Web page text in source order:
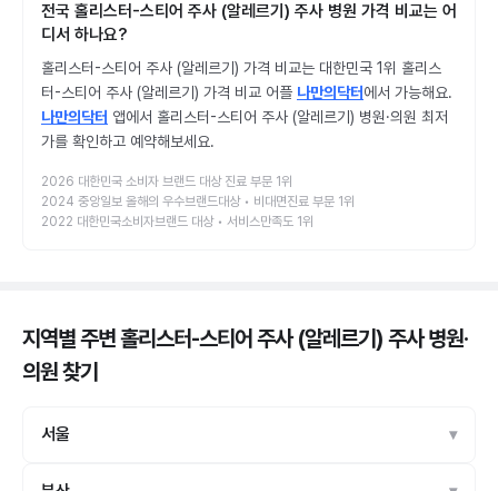
전국 홀리스터-스티어 주사 (알레르기) 주사 병원 가격 비교는 어
디서 하나요?
홀리스터-스티어 주사 (알레르기) 가격 비교는 대한민국 1위 홀리스
터-스티어 주사 (알레르기) 가격 비교 어플 나만의닥터에서 가능해요.
나만의닥터 앱에서 홀리스터-스티어 주사 (알레르기) 병원·의원 최저
가를 확인하고 예약해보세요.
2026 대한민국 소비자 브랜드 대상 진료 부문 1위
2024 중앙일보 올해의 우수브랜드대상 • 비대면진료 부문 1위
2022 대한민국소비자브랜드 대상 • 서비스만족도 1위
지역별 주변 홀리스터-스티어 주사 (알레르기) 주사 병원·
의원찾기
서울